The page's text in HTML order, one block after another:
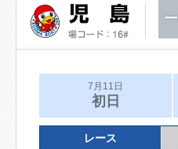
7月11日
初日
レース